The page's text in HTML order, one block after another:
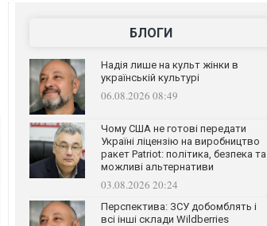
БЛОГИ
Надія лише на культ жінки в
українській культурі
06.08.2026 08:49
Чому США не готові передати
Україні ліцензію на виробництво
ракет Patriot: політика, безпека та
можливі альтернативи
03.08.2026 20:24
Перспектива: ЗСУ добомблять і
всі інші склади Wildberries